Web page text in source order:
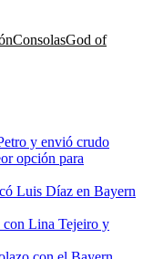
ConsolasGod of
y envió crudo
opción para
Luis Díaz en Bayern
con Lina Tejeiro y